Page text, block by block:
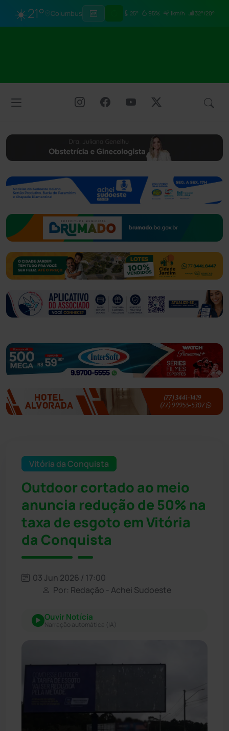
☀️21° Columbus 25° 95% 1km/h 32°/20°
Vitória da Conquista
Outdoor cortado ao meio
anuncia redução de 50% na
taxa de esgoto em Vitória
da Conquista
03 Jun 2026 / 17:00
Por: Redação - Achei Sudoeste
Ouvir Notícia
Narração automática (IA)